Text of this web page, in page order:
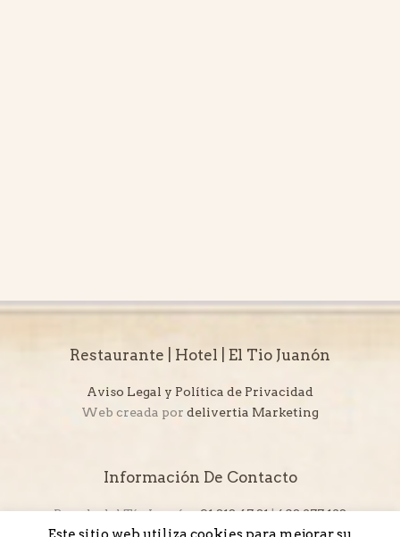
Restaurante | Hotel | El Tio Juanón
Aviso Legal y Política de Privacidad
Web creada por delivertia Marketing
Información De Contacto
Posada del Tío Juanón:91 813 47 81|608 277 123